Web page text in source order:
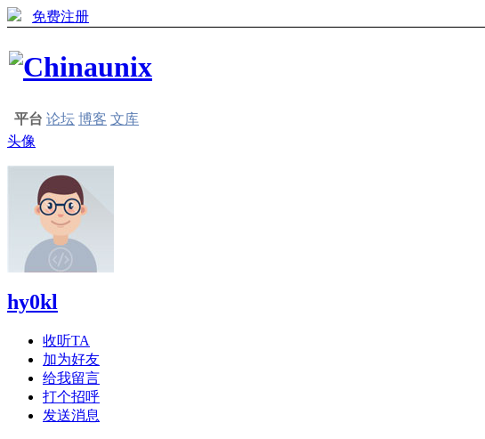
免费注册
平台 论坛 博客 文库
头像
hy0kl
收听TA
加为好友
给我留言
打个招呼
发送消息